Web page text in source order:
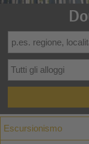
Escursionismo